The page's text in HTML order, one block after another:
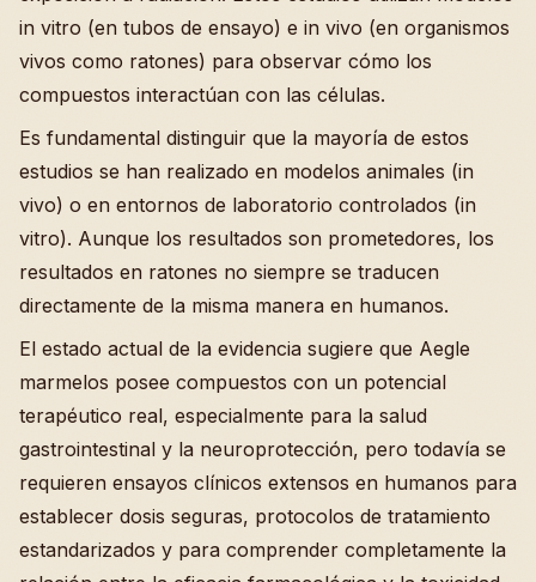
in vitro (en tubos de ensayo) e in vivo (en organismos
vivos como ratones) para observar cómo los
compuestos interactúan con las células.
Es fundamental distinguir que la mayoría de estos
estudios se han realizado en modelos animales (in
vivo) o en entornos de laboratorio controlados (in
vitro). Aunque los resultados son prometedores, los
resultados en ratones no siempre se traducen
directamente de la misma manera en humanos.
El estado actual de la evidencia sugiere que Aegle
marmelos posee compuestos con un potencial
terapéutico real, especialmente para la salud
gastrointestinal y la neuroprotección, pero todavía se
requieren ensayos clínicos extensos en humanos para
establecer dosis seguras, protocolos de tratamiento
estandarizados y para comprender completamente la